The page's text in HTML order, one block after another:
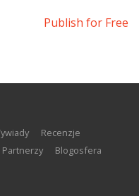
Publish for Free
wywiady
recenzje
partnerzy
blogosfera